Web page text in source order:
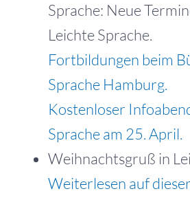
Sprache: Neue
Leichte Sprache.
Fortbildungen beim
Sprache Hamburg.
Kostenloser
Sprache am 25. April.
Weihnachtsgruß in
Weiterlesen auf